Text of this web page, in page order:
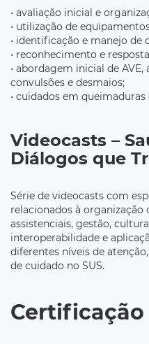
• avaliação inicial e
• utilização de
• identificação e manejo de
• reconhecimento e
• abordagem inicial de
convulsões e desmaios;
• cuidados em queimaduras
Videocasts –
Diálogos que
Série de videocasts com
relacionados à organização
assistenciais, gestão,
interoperabilidade e
diferentes níveis de
de cuidado no SUS.
Certificação